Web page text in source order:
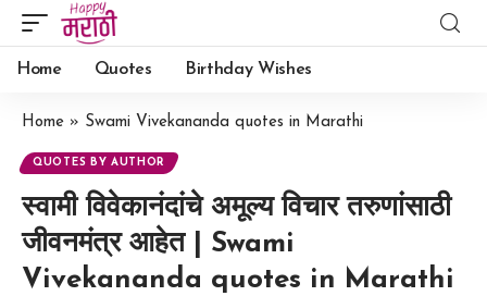
Home Quotes Birthday Wishes
Home » Swami Vivekananda quotes in Marathi
QUOTES BY AUTHOR
स्वामी विवेकानंदांचे अमूल्य विचार तरुणांसाठी
जीवनमंत्र आहेत | Swami
Vivekananda quotes in Marathi